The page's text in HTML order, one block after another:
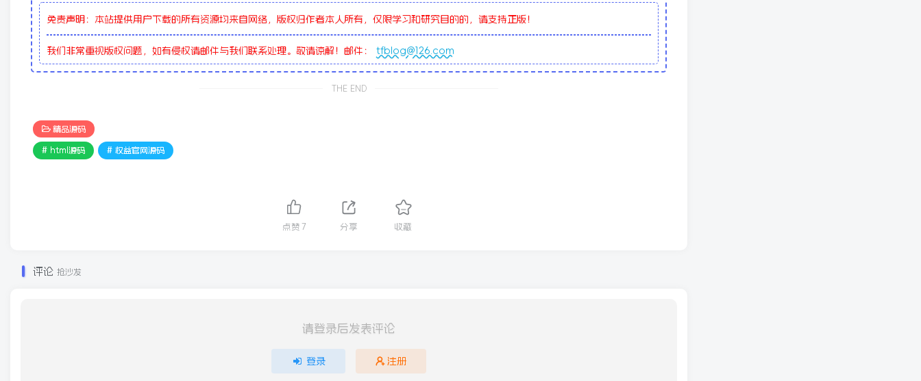
免责声明：本站提供用户下载的所有资源均来自网络，版权归作者本人所有，仅限学习和研究目的的，请支持正版！
我们非常重视版权问题，如有侵权请邮件与我们联系处理。敬请谅解！邮件： tfblog@126.com
THE END
精品源码
# html源码 # 权益官网源码
点赞 7 分享 收藏
评论 抢沙发
请登录后发表评论
登录 注册